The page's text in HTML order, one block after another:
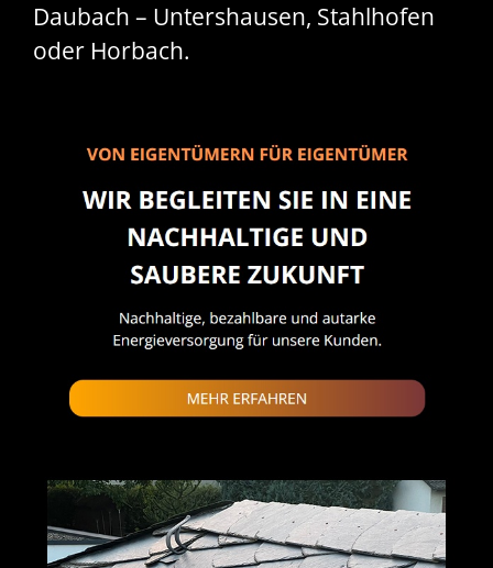
Daubach – Untershausen, Stahlhofen
oder Horbach.